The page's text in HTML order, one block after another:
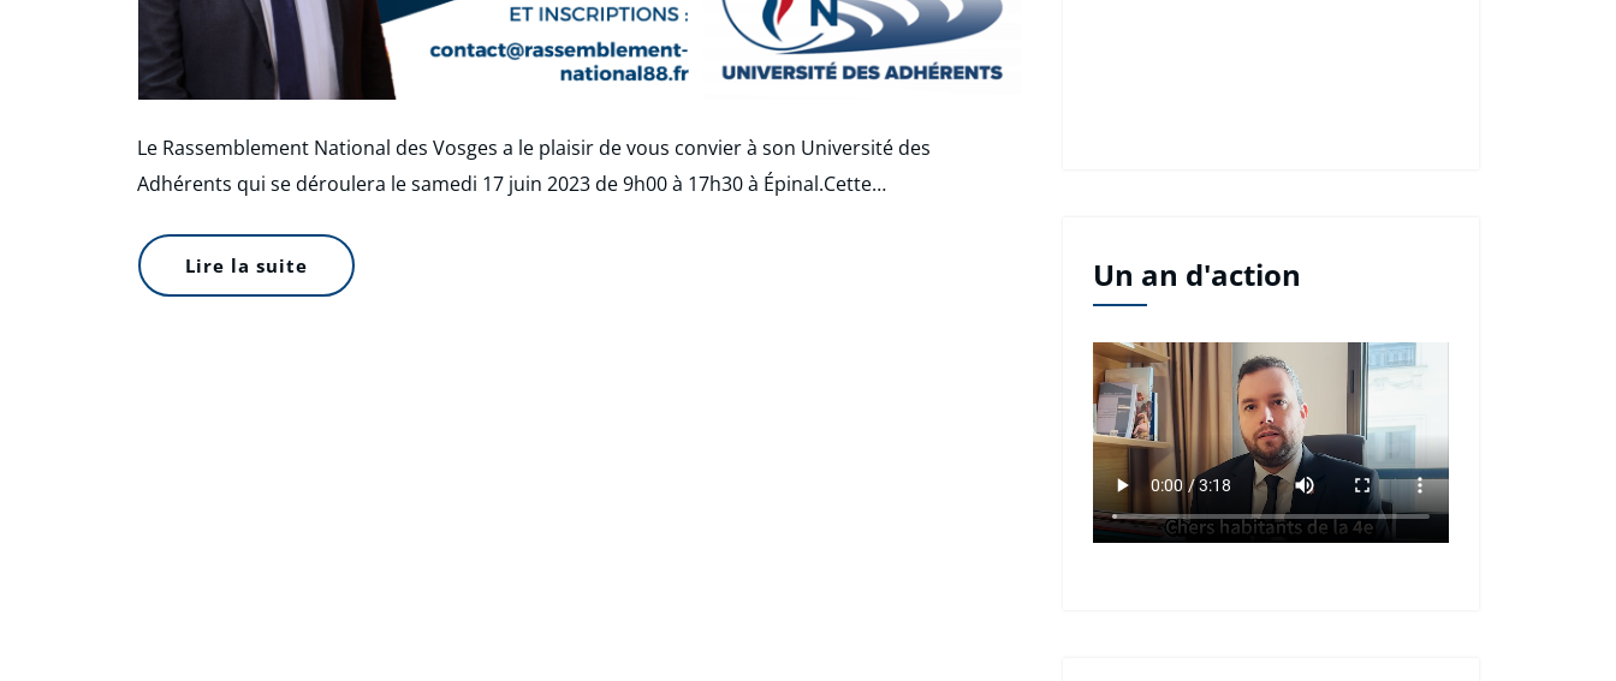
Le Rassemblement National des Vosges a le plaisir de vous convier à son Université des
Adhérents qui se déroulera le samedi 17 juin 2023 de 9h00 à 17h30 à Épinal.Cette…
Lire la suite Un an d'action